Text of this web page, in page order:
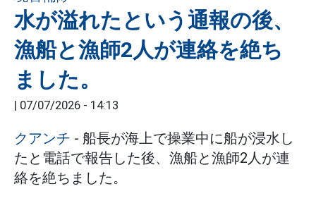
水が溢れたという通報の後、
漁船と漁師2人が連絡を絶ち
ました。
| 07/07/2026 - 14:13
クアンチ - 船長が海上で操業中に船が浸水し
たと電話で報告した後、漁船と漁師2人が連
絡を絶ちました。